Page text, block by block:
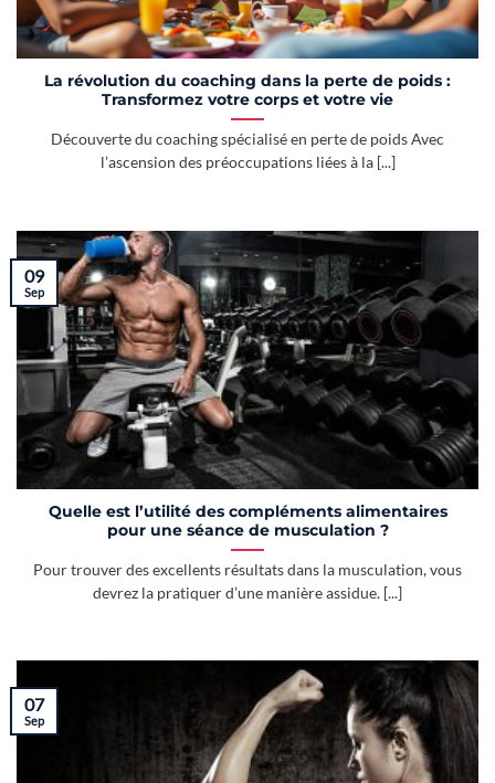
La révolution du coaching dans la perte de poids :
Transformez votre corps et votre vie
Découverte du coaching spécialisé en perte de poids Avec
l’ascension des préoccupations liées à la [...]
Quelle est l’utilité des compléments alimentaires
pour une séance de musculation ?
Pour trouver des excellents résultats dans la musculation, vous
devrez la pratiquer d’une manière assidue. [...]
09
Sep
07
Sep